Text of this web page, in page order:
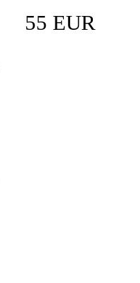
55 EUR